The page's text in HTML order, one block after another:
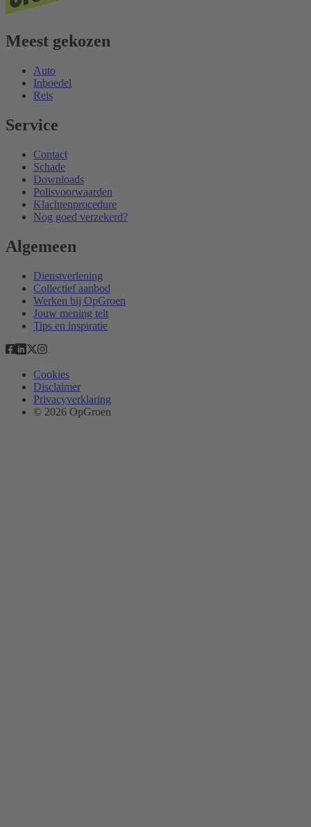
Meest gekozen
Auto
Inboedel
Reis
Service
Contact
Schade
Downloads
Polisvoorwaarden
Klachtenprocedure
Nog goed verzekerd?
Algemeen
Dienstverlening
Collectief aanbod
Werken bij OpGroen
Jouw mening telt
Tips en inspiratie
Cookies
Disclaimer
Privacyverklaring
© 2026 OpGroen